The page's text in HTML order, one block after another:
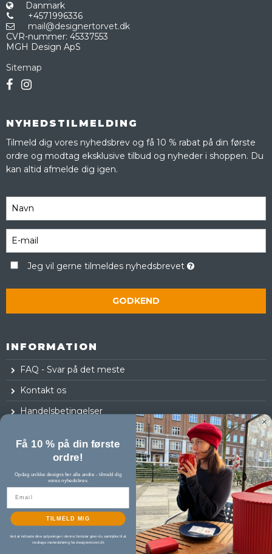
Danmark
+4571996336
mail@designertorvet.dk
CVR-nummer: 45337553
MGH Design ApS
Sitemap
NYHEDSTILMELDING
Tilmeld dig vores nyhedsbrev og få 10 % rabat på din første
ordre og modtag eksklusive tilbud og nyheder i shoppen. Du
kan altid afmelde dig igen.
Jeg vil gerne tilmeldes nyhedsbrevet
GODKEND
INFORMATION
FAQ - Svar på det meste
Kontakt os
Handelsbetingelser
Log ind
Få 10 % på din første
ordre!
Opdag unikke designs før alle andre - tilmeld dig
vores nyhedsbrev.
TILMELD MIG
Ved at indtaste dine oplysninger i denne formular giver du samtykke til at
modtage markedsføring fra designertorvet.dk